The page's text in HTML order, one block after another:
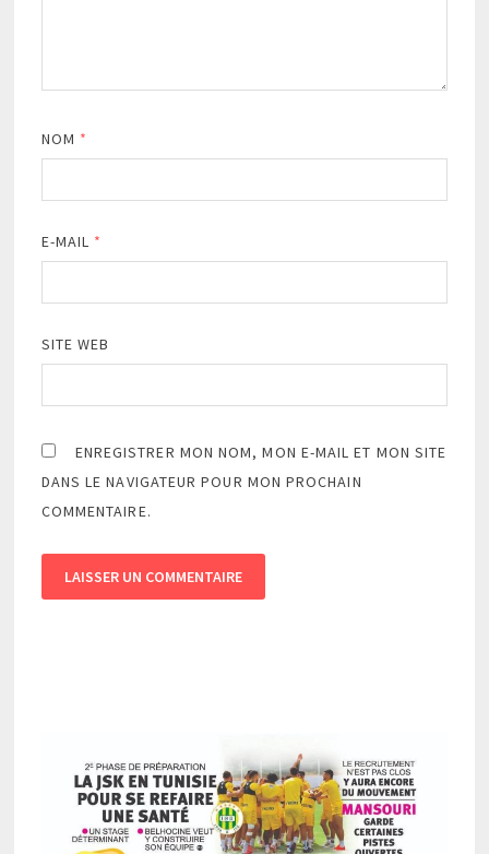
NOM *
E-MAIL *
SITE WEB
ENREGISTRER MON NOM, MON E-MAIL ET MON SITE
DANS LE NAVIGATEUR POUR MON PROCHAIN
COMMENTAIRE.